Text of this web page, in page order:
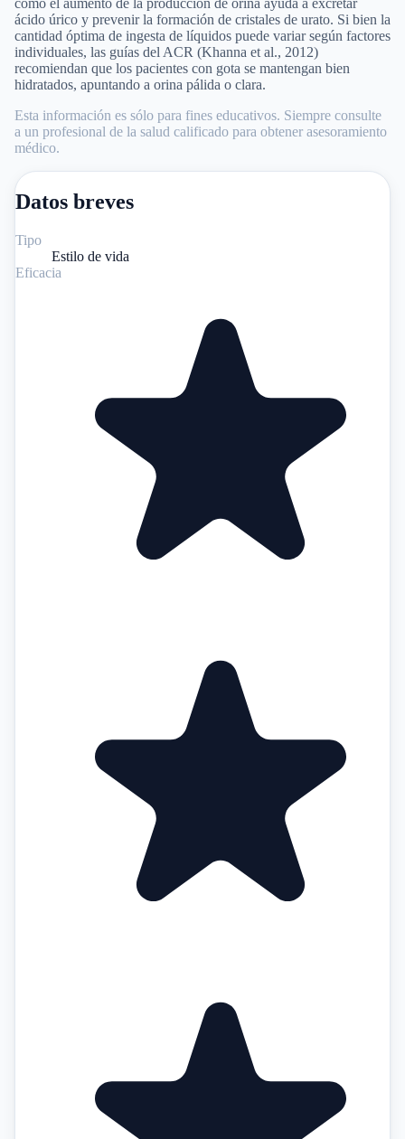
ácido úrico y prevenir la formación de cristales de urato. Si bien la
cantidad óptima de ingesta de líquidos puede variar según factores
individuales, las guías del ACR (Khanna et al., 2012)
recomiendan que los pacientes con gota se mantengan bien
hidratados, apuntando a orina pálida o clara.
Esta información es sólo para fines educativos. Siempre consulte
a un profesional de la salud calificado para obtener asesoramiento
médico.
Datos breves
Tipo
Estilo de vida
Eficacia